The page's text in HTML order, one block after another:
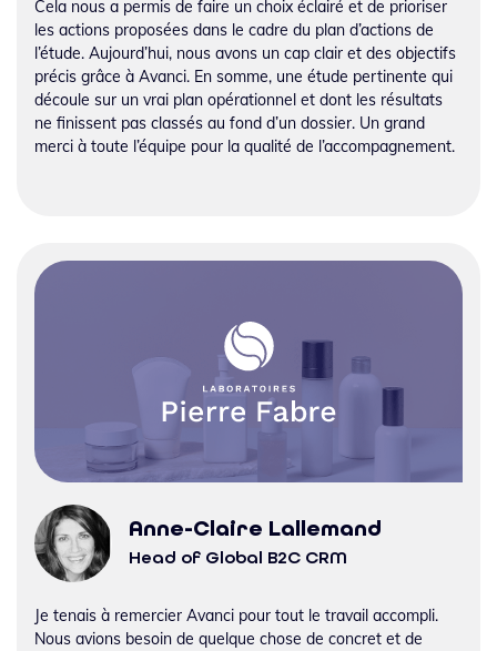
Cela nous a permis de faire un choix éclairé et de prioriser
les actions proposées dans le cadre du plan d’actions de
l’étude. Aujourd’hui, nous avons un cap clair et des objectifs
précis grâce à Avanci. En somme, une étude pertinente qui
découle sur un vrai plan opérationnel et dont les résultats
ne finissent pas classés au fond d’un dossier. Un grand
merci à toute l’équipe pour la qualité de l’accompagnement.
Anne-Claire Lallemand
Head of Global B2C CRM
Je tenais à remercier Avanci pour tout le travail accompli.
Nous avions besoin de quelque chose de concret et de